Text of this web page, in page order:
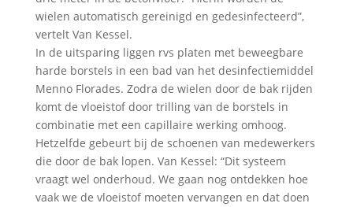
wielen automatisch gereinigd en gedesinfecteerd”,
vertelt Van Kessel.
In de uitsparing liggen rvs platen met beweegbare
harde borstels in een bad van het desinfectiemiddel
Menno Florades. Zodra de wielen door de bak rijden
komt de vloeistof door trilling van de borstels in
combinatie met een capillaire werking omhoog.
Hetzelfde gebeurt bij de schoenen van medewerkers
die door de bak lopen. Van Kessel: “Dit systeem
vraagt wel onderhoud. We gaan nog ontdekken hoe
vaak we de vloeistof moeten vervangen en dat doen